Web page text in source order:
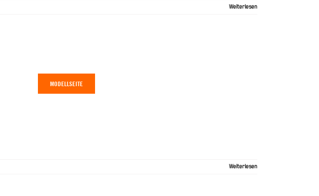
Weiterlesen
MODELLSEITE
Weiterlesen